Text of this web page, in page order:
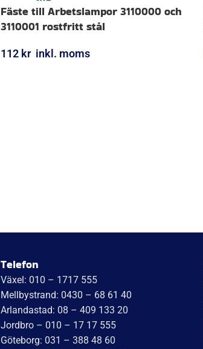
Fäste till Arbetslampor 3110000 och
3110001 rostfritt stål
112 kr inkl. moms
Telefon
Växel: 010 – 1717 555
Mellbystrand: 0430 – 68 61 40
Arlandastad: 08 – 409 133 20
Jordbro – 010 – 17 17 555
Göteborg: 031 – 388 48 60